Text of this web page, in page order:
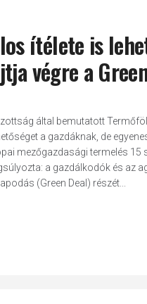
ítélete is
végre a
által bemutatott
a gazdáknak, de
mezőgazdasági termelés
a gazdálkodók és az
(Green Deal) részét...